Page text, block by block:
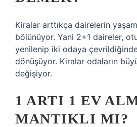
Kiralar arttıkça dairelerin
bölünüyor. Yani 2+1 daireler,
yenilenip iki odaya
dönüşüyor. Kiralar odaların
değişiyor.
1 ARTI 1 EV
MANTIKLI MI?